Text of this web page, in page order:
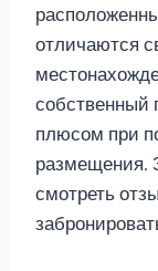
отличаются
собственный
плюсом при
размещения.
смотреть